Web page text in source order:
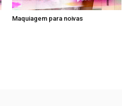
Maquiagem para noivas